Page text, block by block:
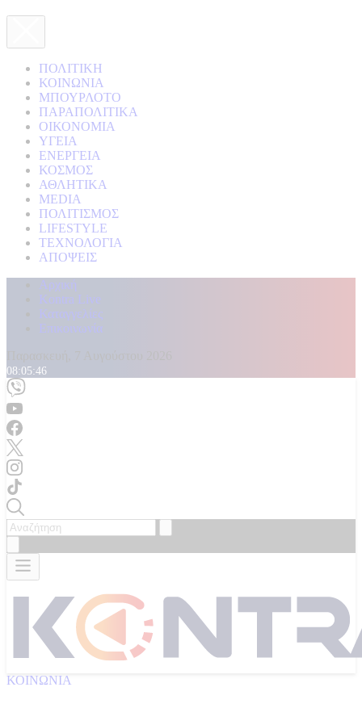
ΠΟΛΙΤΙΚΗ
ΚΟΙΝΩΝΙΑ
ΜΠΟΥΡΛΟΤΟ
ΠΑΡΑΠΟΛΙΤΙΚΑ
ΟΙΚΟΝΟΜΙΑ
ΥΓΕΙΑ
ΕΝΕΡΓΕΙΑ
ΚΟΣΜΟΣ
ΑΘΛΗΤΙΚΑ
MEDIA
ΠΟΛΙΤΙΣΜΟΣ
LIFESTYLE
ΤΕΧΝΟΛΟΓΙΑ
ΑΠΟΨΕΙΣ
Αρχική
Kontra Live
Καταγγελίες
Επικοινωνία
08:05:48
ΚΟΙΝΩΝΙΑ